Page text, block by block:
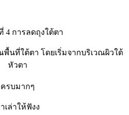
4 การลดถุงใต้ตา
พื้นที่ใต้ตา โดยเริ่มจากบริเวณผิวใต้
หัวตา
ครบมากๆ
เล่าให้ฟังง